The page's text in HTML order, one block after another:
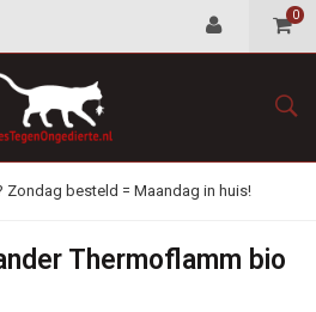
0
Zondag besteld = Maandag in huis!
Thermoflamm bio